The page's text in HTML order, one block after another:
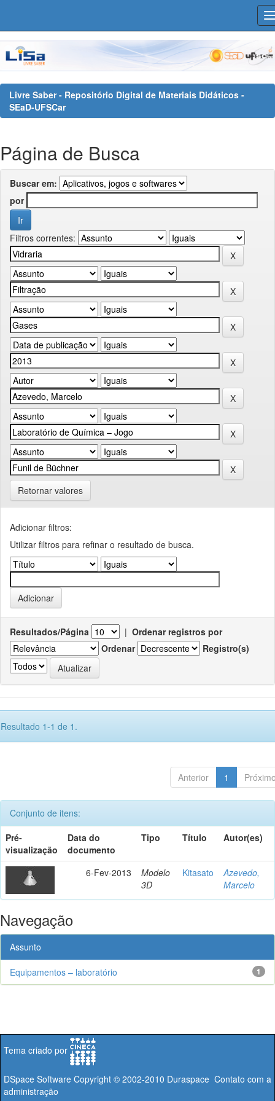
navigation
Livre Saber - Repositório Digital de Materiais Didáticos -
SEaD-UFSCar
Página de Busca
Buscar em:
por
Filtros correntes:
Retornar valores
Adicionar filtros:
Utilizar filtros para refinar o resultado de busca.
Resultados/Página | Ordenar registros por
Ordenar
Registro(s)
Resultado 1-1 de 1.
Anterior 1
Conjunto de itens:
Pré-
visualização
Data do
documento
Tipo Título Autor(es)
6-Fev-2013
Modelo
3D
Kitasato
Azevedo,
Marcelo
Navegação
Assunto
1
Equipamentos – laboratório
Tema criado por
DSpace Software Copyright © 2002-2010 Duraspace Contato com a
administração